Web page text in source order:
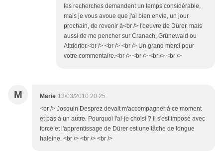
les recherches demandent un temps considérable,
mais je vous avoue que j'ai bien envie, un jour
prochain, de revenir à<br /> l'oeuvre de Dürer, mais
aussi de me pencher sur Cranach, Grünewald ou
Altdorfer.<br /> <br /> <br /> Un grand merci pour
votre commentaire.<br /> <br /> <br /> <br />
M Marie 13/03/2010 20:25
<br /> Josquin Desprez devait m'accompagner à ce moment
et pas à un autre. Pourquoi l'ai-je choisi ? Il s'est imposé avec
force et l'apprentissage de Dürer est une tâche de longue
haleine. <br /> <br /> <br />